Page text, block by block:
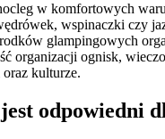
w komfortowych
wspinaczki czy
glampingowych
organizacji ognisk,
kulturze.
odpowiedni